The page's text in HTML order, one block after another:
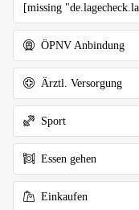
[missing
ÖPNV Anbindung
Ärztl. Versorgung
Sport
Essen gehen
Einkaufen